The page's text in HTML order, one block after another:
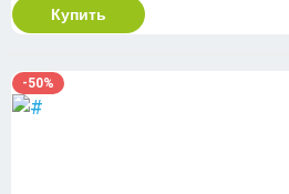
Купить
-50%